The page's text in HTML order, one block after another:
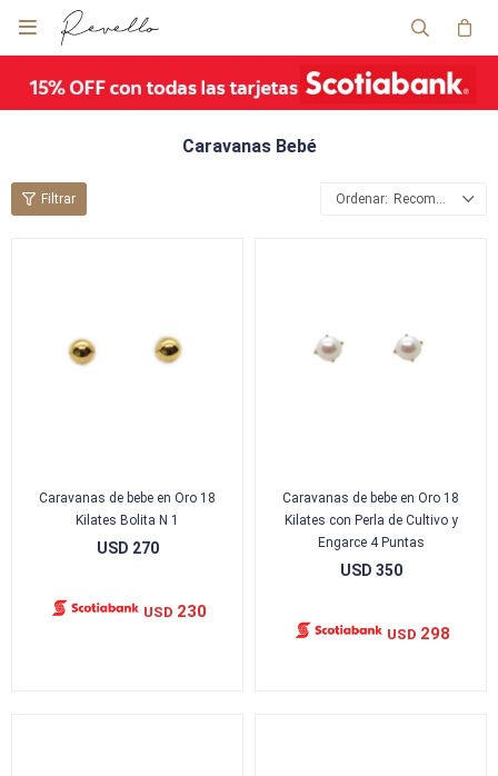

Caravanas Bebé
Recomendados
Caravanas de bebe en Oro 18
Kilates Bolita N 1
USD 270
USD 230
Caravanas de bebe en Oro 18
Kilates con Perla de Cultivo y
Engarce 4 Puntas
USD 350
USD 298